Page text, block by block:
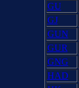
GU
GJ
GUN
GUR
GNG
HAD